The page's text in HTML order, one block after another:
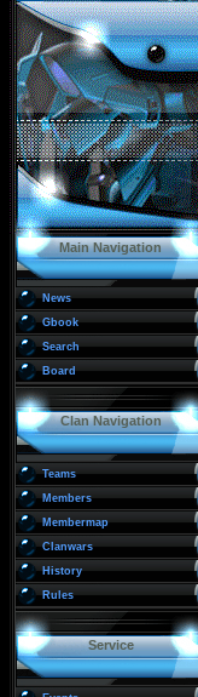
Main Navigation
News
Gbook
Search
Board
Clan Navigation
Teams
Members
Membermap
Clanwars
History
Rules
Service